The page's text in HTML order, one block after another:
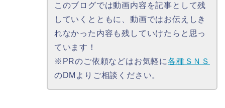
このブログでは動画内容を記事として残
していくとともに、動画ではお伝えしき
れなかった内容も残していけたらと思っ
ています！
※PRのご依頼などはお気軽に各種ＳＮＳ
のDMよりご相談ください。